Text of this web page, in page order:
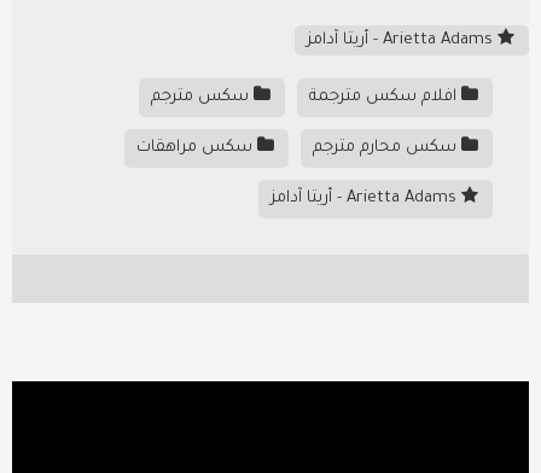
افلام سكس مترجمة سكس مترجم
سكس محارم مترجم سكس مراهقات